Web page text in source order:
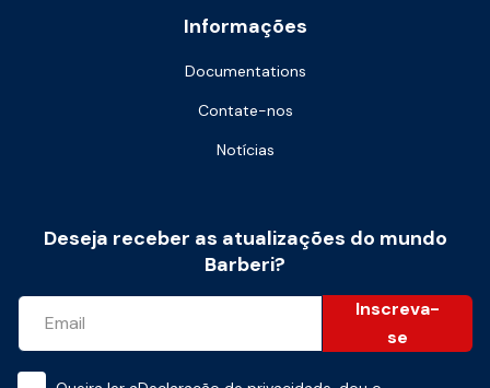
Informações
Documentations
Contate-nos
Notícias
Deseja receber as atualizações do mundo
Barberi?
Inscreva-
se